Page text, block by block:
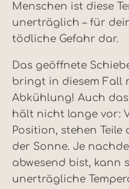
Menschen ist diese
unerträglich – für
tödliche Gefahr dar.
Das geöffnete
bringt in diesem Fall
Abkühlung! Auch
hält nicht lange vor:
Position, stehen
der Sonne. Je
abwesend bist, kann
unerträgliche